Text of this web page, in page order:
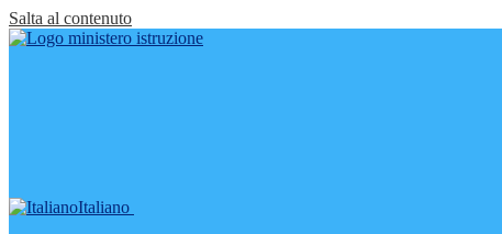
Salta al contenuto
Italiano